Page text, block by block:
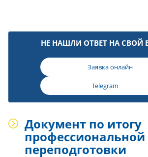
НЕ НАШЛИ ОТВЕТ НА СВОЙ
Заявка онлайн
Telegram
Документ по итогу
профессиональной
переподготовки